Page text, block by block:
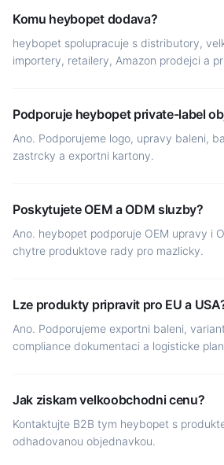
Komu heybopet dodava?
heybopet spolupracuje s distributory,
importery, retailery, Amazon prodejci a
Podporuje heybopet private-label
Ano. Podporujeme logo, upravy baleni,
zastrcky a exportni kartony.
Poskytujete OEM a ODM sluzby?
Ano. heybopet podporuje OEM upravy i
chytre produktove rady pro mazlicky.
Lze produkty pripravit pro EU a
Ano. Podporujeme exportni baleni,
compliance dokumentaci a logisticke
Jak ziskam velkoobchodni cenu?
Kontaktujte B2B tym heybopet s
odhadovanou objednavkou.